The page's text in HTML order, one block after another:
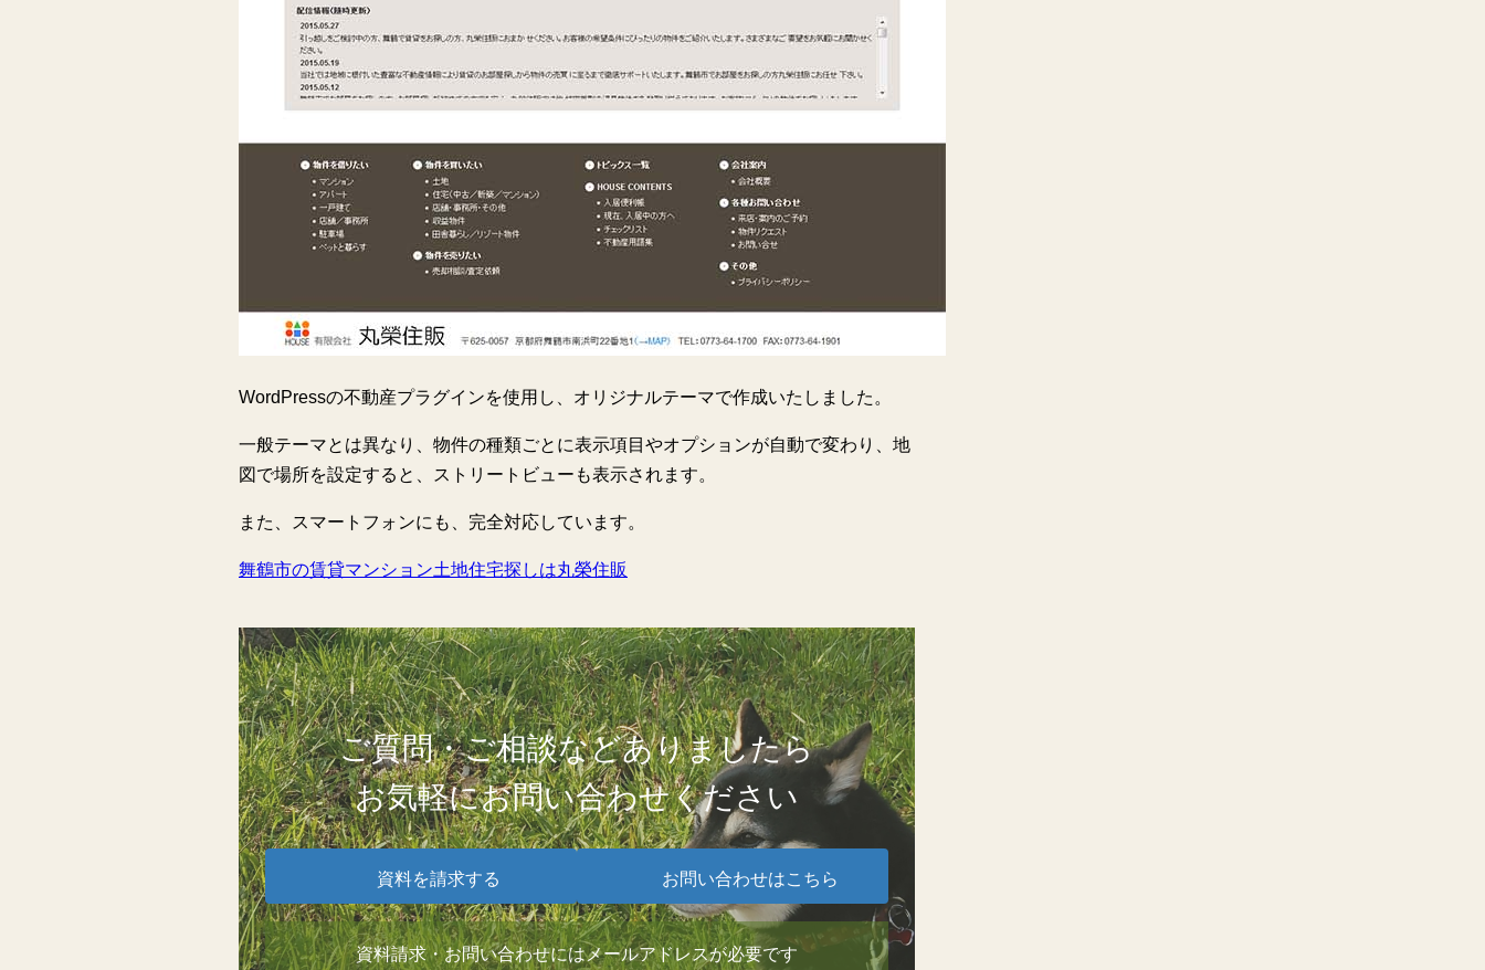
WordPressの不動産プラグインを使用し、オリジナルテーマで作成いたしました。
一般テーマとは異なり、物件の種類ごとに表示項目やオプションが自動で変わり、地
図で場所を設定すると、ストリートビューも表示されます。
また、スマートフォンにも、完全対応しています。
舞鶴市の賃貸マンション土地住宅探しは丸榮住販
ご質問・ご相談などありましたら
お気軽にお問い合わせください
資料を請求する お問い合わせはこちら
資料請求・お問い合わせにはメールアドレスが必要です